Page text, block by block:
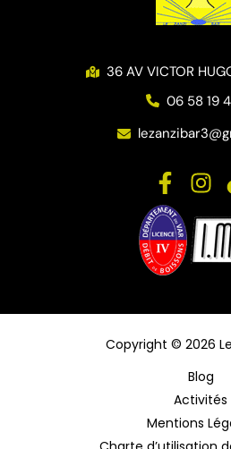
36 AV VICTOR
06 58 19
Copyright © 2026
Blog
Activités
Mentions